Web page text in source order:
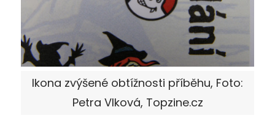
Ikona zvýšené obtížnosti příběhu, Foto:
Petra Vlková, Topzine.cz